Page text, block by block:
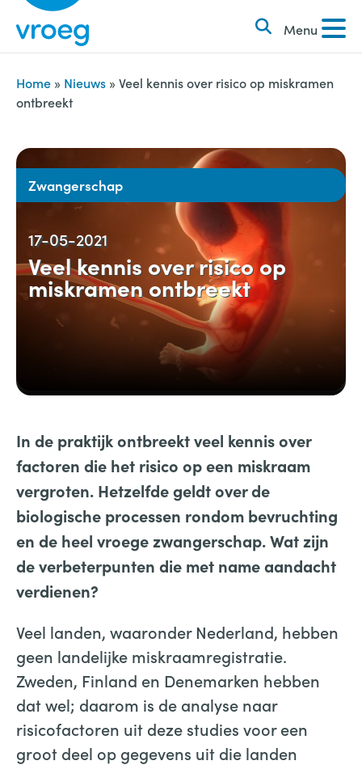
i
Menu
k
e
n
n
a
r
:
Home » Nieuws » Veel kennis over risico op miskramen
ontbreekt
Zwangerschap
17-05-2021
Veel kennis over risico op
miskramen ontbreekt
In de praktijk ontbreekt veel kennis over
factoren die het risico op een miskraam
vergroten. Hetzelfde geldt over de
biologische processen rondom bevruchting
en de heel vroege zwangerschap. Wat zijn
de verbeterpunten die met name aandacht
verdienen?
Veel landen, waaronder Nederland, hebben
geen landelijke miskraamregistratie.
Zweden, Finland en Denemarken hebben
dat wel; daarom is de analyse naar
risicofactoren uit deze studies voor een
groot deel op gegevens uit die landen